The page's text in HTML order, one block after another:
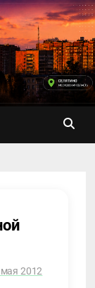
2012